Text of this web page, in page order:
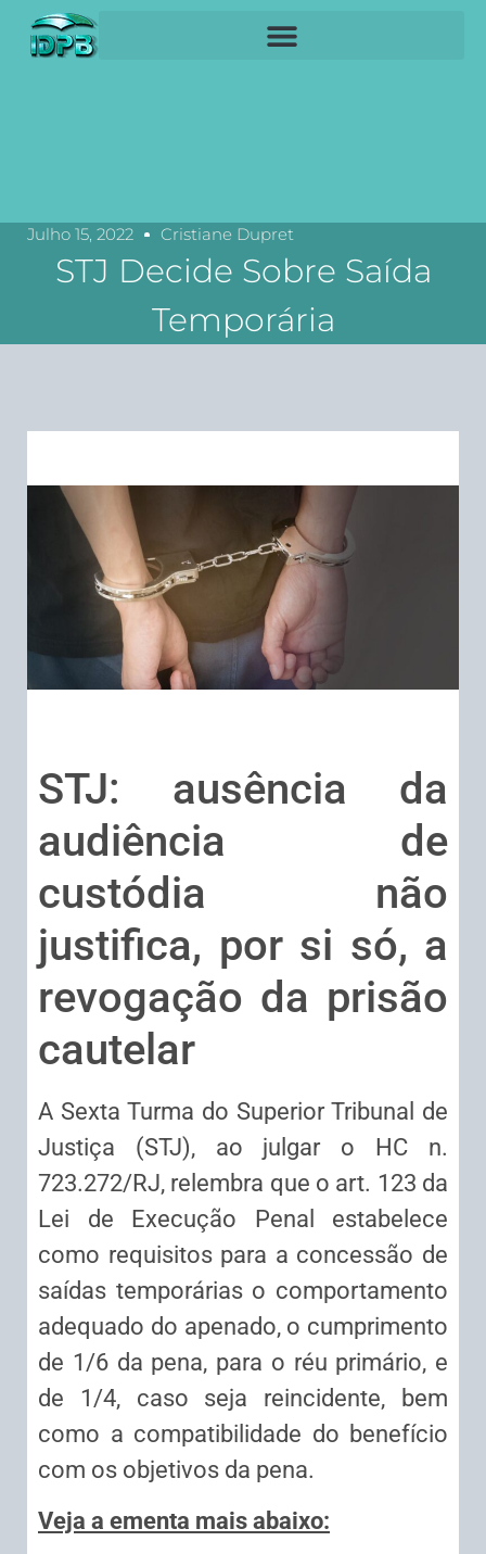
Julho 15, 2022 Cristiane Dupret
STJ Decide Sobre Saída
Temporária
STJ: ausência da
audiência de
custódia não
justifica, por si só, a
revogação da prisão
cautelar
A Sexta Turma do Superior Tribunal de
Justiça (STJ), ao julgar o HC n.
723.272/RJ, relembra que o art. 123 da
Lei de Execução Penal estabelece
como requisitos para a concessão de
saídas temporárias o comportamento
adequado do apenado, o cumprimento
de 1/6 da pena, para o réu primário, e
de 1/4, caso seja reincidente, bem
como a compatibilidade do benefício
com os objetivos da pena.
Veja a ementa mais abaixo: